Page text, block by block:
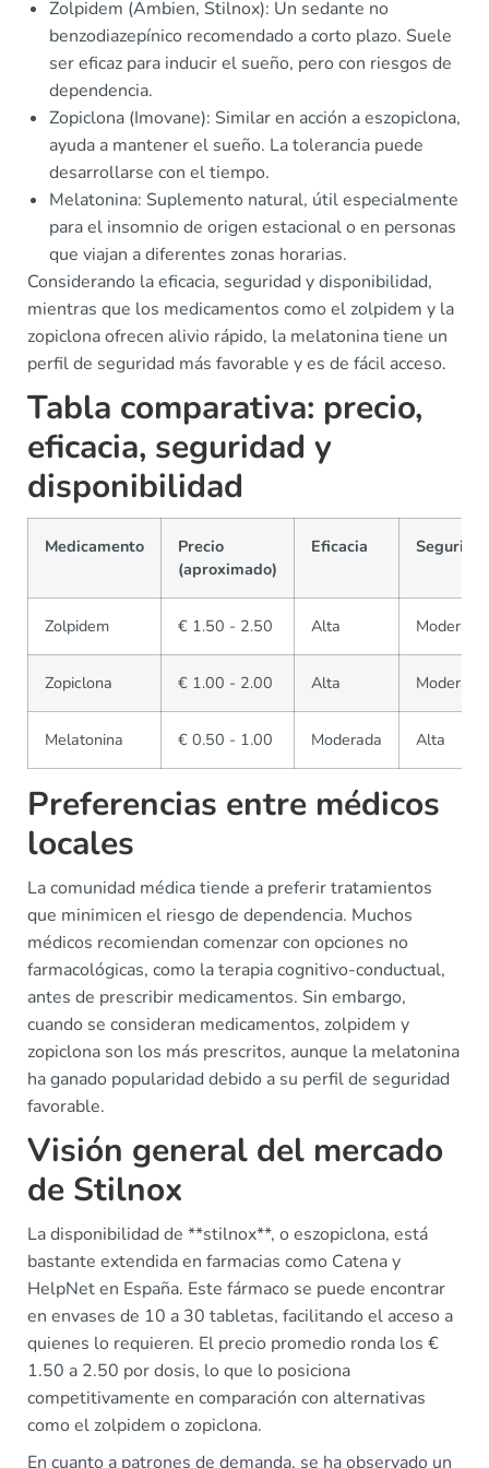
Zolpidem (Ambien, Stilnox): Un sedante no
benzodiazepínico recomendado a corto plazo. Suele
ser eficaz para inducir el sueño, pero con riesgos de
dependencia.
Zopiclona (Imovane): Similar en acción a eszopiclona,
ayuda a mantener el sueño. La tolerancia puede
desarrollarse con el tiempo.
Melatonina: Suplemento natural, útil especialmente
para el insomnio de origen estacional o en personas
que viajan a diferentes zonas horarias.
Considerando la eficacia, seguridad y disponibilidad,
mientras que los medicamentos como el zolpidem y la
zopiclona ofrecen alivio rápido, la melatonina tiene un
perfil de seguridad más favorable y es de fácil acceso.
Tabla comparativa: precio,
eficacia, seguridad y
disponibilidad
Medicamento
Precio
(aproximado)
Eficacia
Zolpidem € 1.50 - 2.50 Alta Moderada
Zopiclona € 1.00 - 2.00 Alta Moderada
Melatonina € 0.50 - 1.00 Moderada Alta
Preferencias entre médicos
locales
La comunidad médica tiende a preferir tratamientos
que minimicen el riesgo de dependencia. Muchos
médicos recomiendan comenzar con opciones no
farmacológicas, como la terapia cognitivo-conductual,
antes de prescribir medicamentos. Sin embargo,
cuando se consideran medicamentos, zolpidem y
zopiclona son los más prescritos, aunque la melatonina
ha ganado popularidad debido a su perfil de seguridad
favorable.
Visión general del mercado
de Stilnox
La disponibilidad de **stilnox**, o eszopiclona, está
bastante extendida en farmacias como Catena y
HelpNet en España. Este fármaco se puede encontrar
en envases de 10 a 30 tabletas, facilitando el acceso a
quienes lo requieren. El precio promedio ronda los €
1.50 a 2.50 por dosis, lo que lo posiciona
competitivamente en comparación con alternativas
como el zolpidem o zopiclona.
En cuanto a patrones de demanda, se ha observado un